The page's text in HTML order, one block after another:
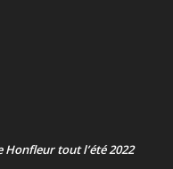
tout l’été 2022